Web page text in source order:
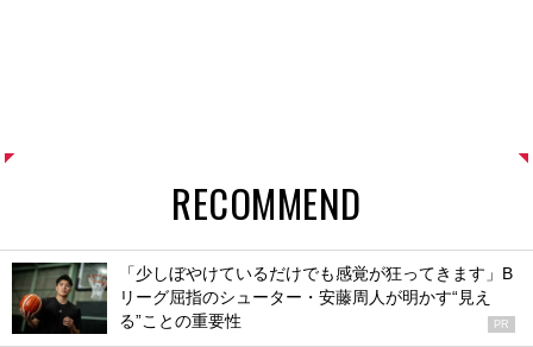
RECOMMEND
「少しぼやけているだけでも感覚が狂ってきます」B
リーグ屈指のシューター・安藤周人が明かす“見え
る”ことの重要性
PR